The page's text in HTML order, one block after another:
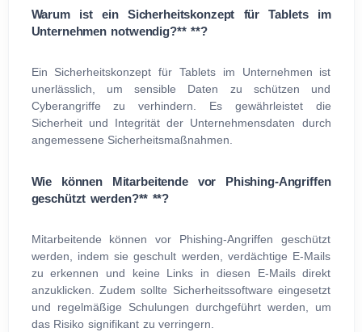
Warum ist ein Sicherheitskonzept für Tablets im
Unternehmen notwendig?** **?
Ein Sicherheitskonzept für Tablets im Unternehmen ist
unerlässlich, um sensible Daten zu schützen und
Cyberangriffe zu verhindern. Es gewährleistet die
Sicherheit und Integrität der Unternehmensdaten durch
angemessene Sicherheitsmaßnahmen.
Wie können Mitarbeitende vor Phishing-Angriffen
geschützt werden?** **?
Mitarbeitende können vor Phishing-Angriffen geschützt
werden, indem sie geschult werden, verdächtige E-Mails
zu erkennen und keine Links in diesen E-Mails direkt
anzuklicken. Zudem sollte Sicherheitssoftware eingesetzt
und regelmäßige Schulungen durchgeführt werden, um
das Risiko signifikant zu verringern.